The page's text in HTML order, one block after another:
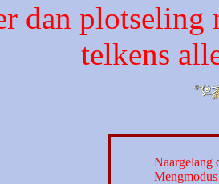
dan plotseling
telkens
Naargelang